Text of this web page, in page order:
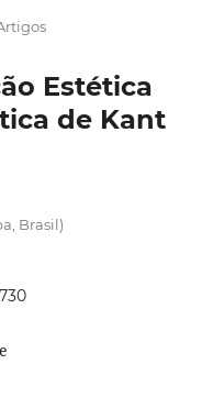
Estética
de Kant
Brasil)